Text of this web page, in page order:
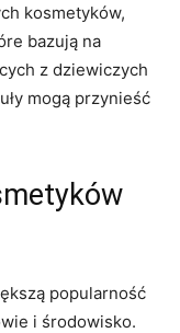
kosmetyków,
bazują ⁣na
z dziewiczych
mogą przynieść
popularność
i środowisko.